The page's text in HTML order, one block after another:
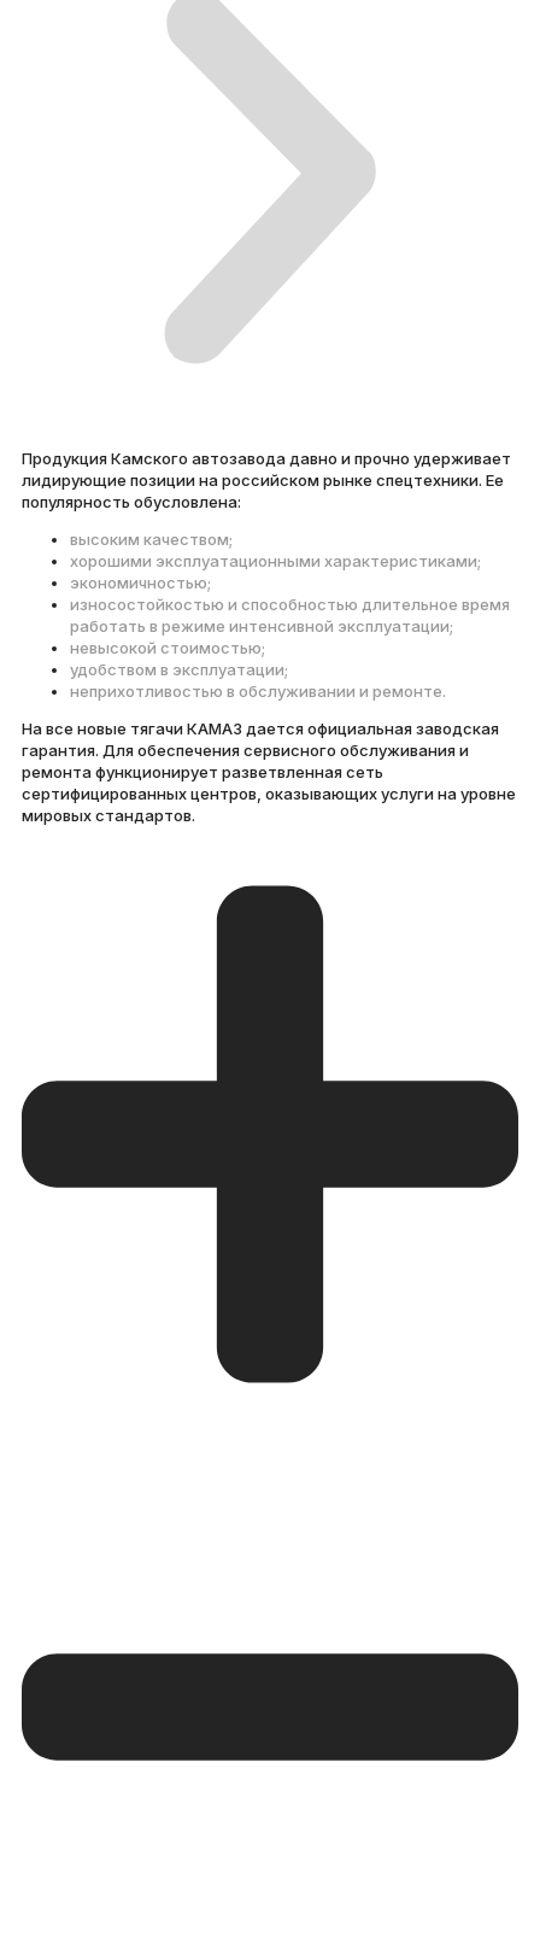
Продукция Камского автозавода давно и прочно удерживает
лидирующие позиции на российском рынке спецтехники. Ее
популярность обусловлена:
высоким качеством;
хорошими эксплуатационными характеристиками;
экономичностью;
износостойкостью и способностью длительное время
работать в режиме интенсивной эксплуатации;
невысокой стоимостью;
удобством в эксплуатации;
неприхотливостью в обслуживании и ремонте.
На все новые тягачи КАМАЗ дается официальная заводская
гарантия. Для обеспечения сервисного обслуживания и
ремонта функционирует разветвленная сеть
сертифицированных центров, оказывающих услуги на уровне
мировых стандартов.